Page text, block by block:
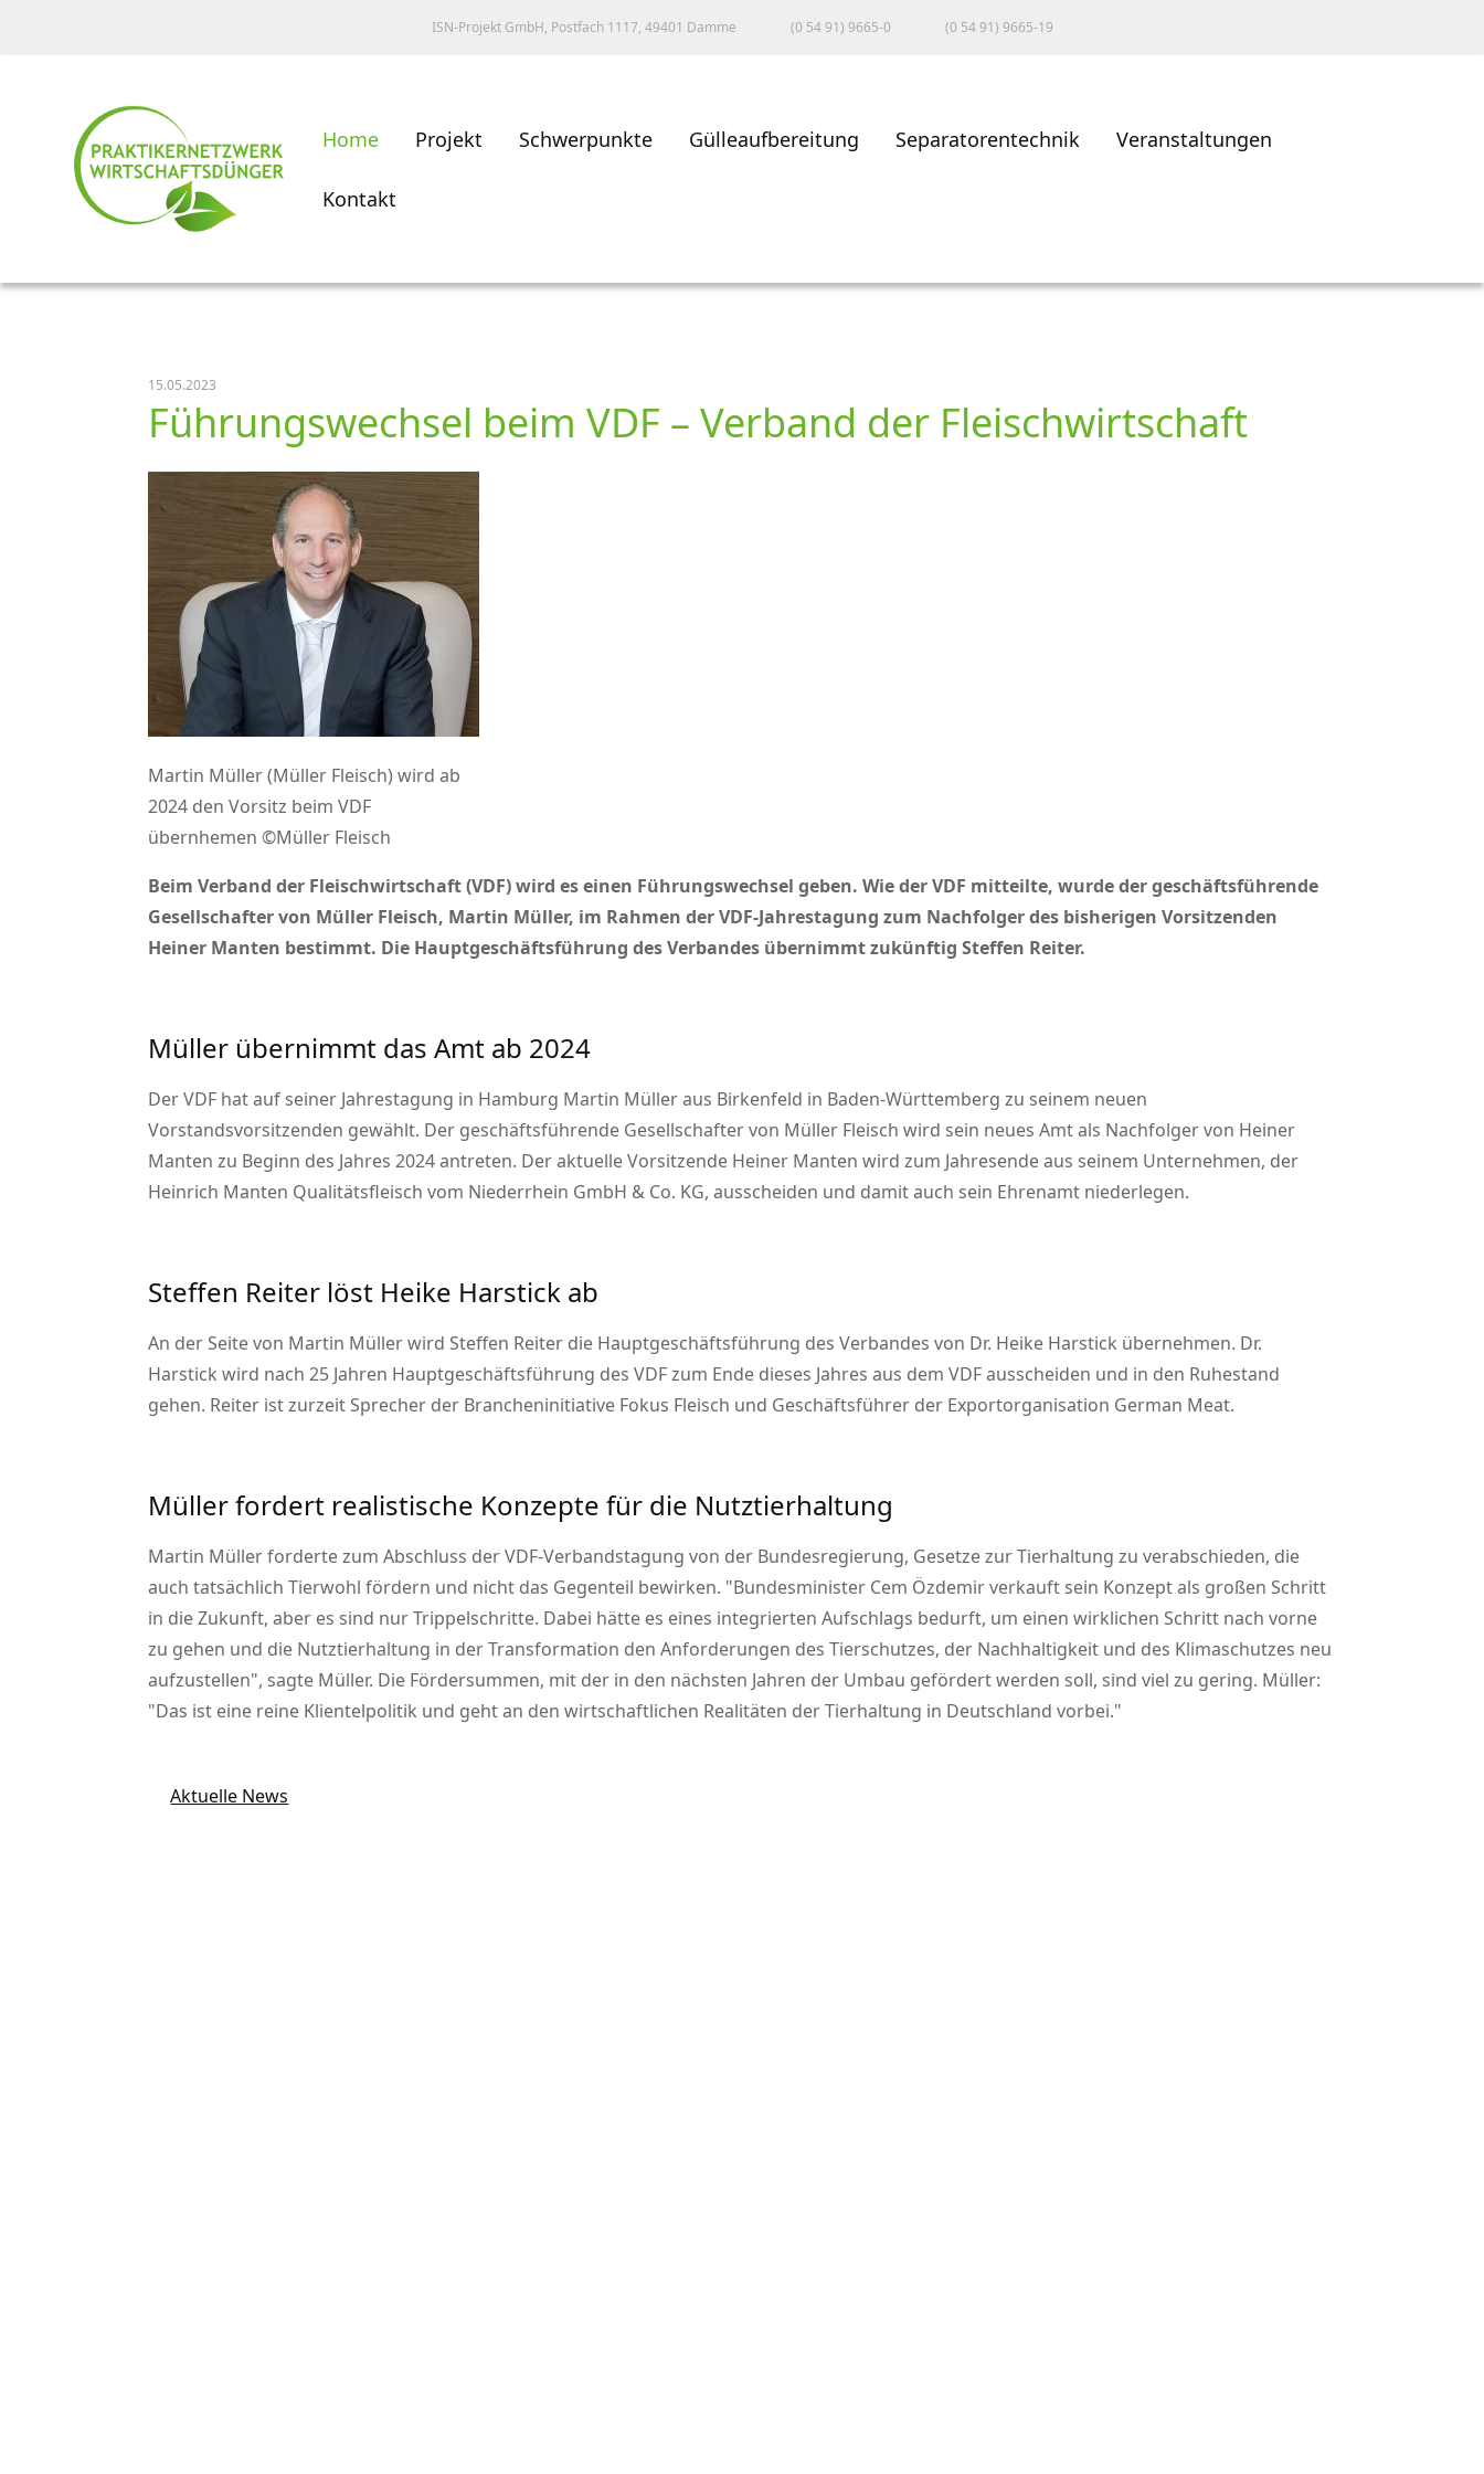
ISN-Projekt GmbH, Postfach 1117, 49401 Damme (0 54 91) 9665-0 (0 54 91) 9665-19
Home Projekt Schwerpunkte Gülleaufbereitung Separatorentechnik Veranstaltungen
Kontakt
15.05.2023
Führungswechsel beim VDF – Verband der Fleischwirtschaft
Martin Müller (Müller Fleisch) wird ab
2024 den Vorsitz beim VDF
übernhemen ©Müller Fleisch
Beim Verband der Fleischwirtschaft (VDF) wird es einen Führungswechsel geben. Wie der VDF mitteilte, wurde der geschäftsführende
Gesellschafter von Müller Fleisch, Martin Müller, im Rahmen der VDF-Jahrestagung zum Nachfolger des bisherigen Vorsitzenden
Heiner Manten bestimmt. Die Hauptgeschäftsführung des Verbandes übernimmt zukünftig Steffen Reiter.
Müller übernimmt das Amt ab 2024
Der VDF hat auf seiner Jahrestagung in Hamburg Martin Müller aus Birkenfeld in Baden-Württemberg zu seinem neuen
Vorstandsvorsitzenden gewählt. Der geschäftsführende Gesellschafter von Müller Fleisch wird sein neues Amt als Nachfolger von Heiner
Manten zu Beginn des Jahres 2024 antreten. Der aktuelle Vorsitzende Heiner Manten wird zum Jahresende aus seinem Unternehmen, der
Heinrich Manten Qualitätsfleisch vom Niederrhein GmbH & Co. KG, ausscheiden und damit auch sein Ehrenamt niederlegen.
Steffen Reiter löst Heike Harstick ab
An der Seite von Martin Müller wird Steffen Reiter die Hauptgeschäftsführung des Verbandes von Dr. Heike Harstick übernehmen. Dr.
Harstick wird nach 25 Jahren Hauptgeschäftsführung des VDF zum Ende dieses Jahres aus dem VDF ausscheiden und in den Ruhestand
gehen. Reiter ist zurzeit Sprecher der Brancheninitiative Fokus Fleisch und Geschäftsführer der Exportorganisation German Meat.
Müller fordert realistische Konzepte für die Nutztierhaltung
Martin Müller forderte zum Abschluss der VDF-Verbandstagung von der Bundesregierung, Gesetze zur Tierhaltung zu verabschieden, die
auch tatsächlich Tierwohl fördern und nicht das Gegenteil bewirken. Bundesminister Cem Özdemir verkauft sein Konzept als großen Schritt
in die Zukunft, aber es sind nur Trippelschritte. Dabei hätte es eines integrierten Aufschlags bedurft, um einen wirklichen Schritt nach vorne
zu gehen und die Nutztierhaltung in der Transformation den Anforderungen des Tierschutzes, der Nachhaltigkeit und des Klimaschutzes neu
aufzustellen , sagte Müller. Die Fördersummen, mit der in den nächsten Jahren der Umbau gefördert werden soll, sind viel zu gering. Müller:
Das ist eine reine Klientelpolitik und geht an den wirtschaftlichen Realitäten der Tierhaltung in Deutschland vorbei.
Aktuelle News